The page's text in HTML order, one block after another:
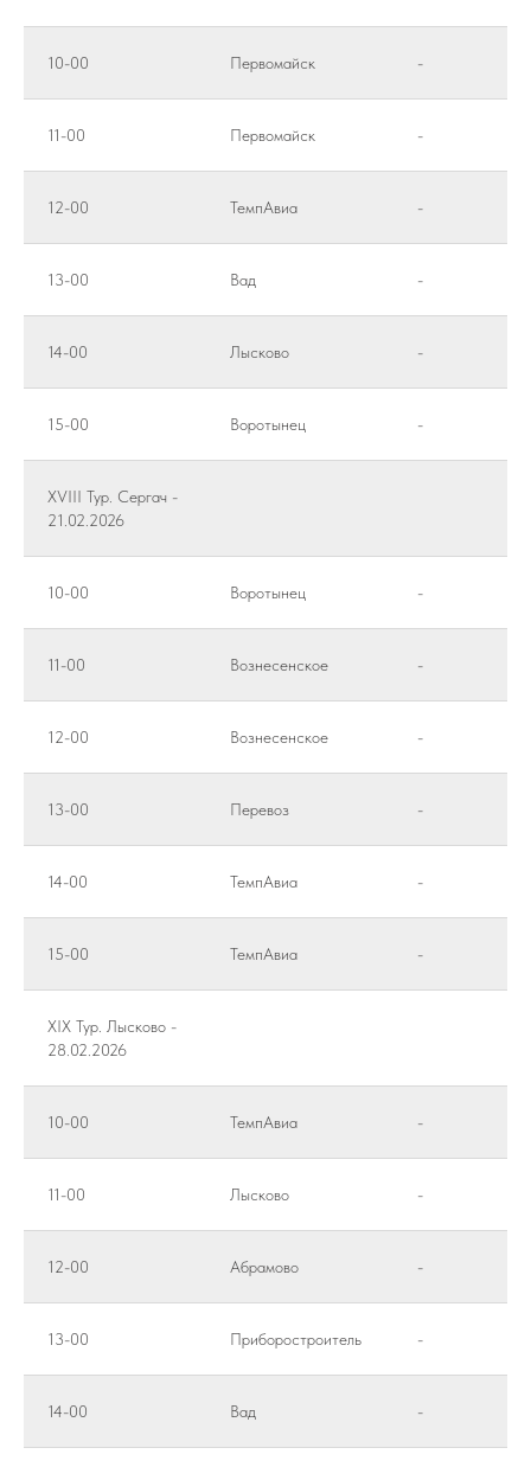
10-00 Первомайск -
11-00 Первомайск -
12-00 ТемпАвиа -
13-00 Вад -
14-00 Лысково -
15-00 Воротынец -
XVIII Тур. Сергач -
21.02.2026
10-00 Воротынец -
11-00 Вознесенское -
12-00 Вознесенское -
13-00 Перевоз -
14-00 ТемпАвиа -
15-00 ТемпАвиа -
XIX Тур. Лысково -
28.02.2026
10-00 ТемпАвиа -
11-00 Лысково -
12-00 Абрамово -
13-00 Приборостроитель -
14-00 Вад -